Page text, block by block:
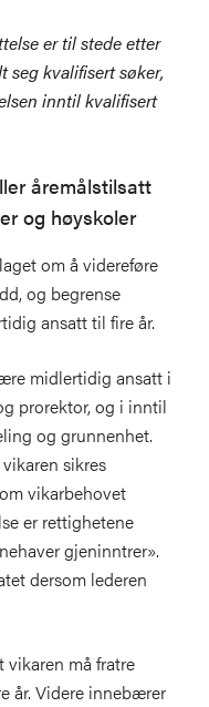
er til stede etter
seg kvalifisert søker,
inntil kvalifisert
åremålstilsatt
og høyskoler
om å videreføre
og begrense
ansatt til fire år.
midlertidig ansatt i
prorektor, og i inntil
og grunnenhet.
sikres
vikarbehovet
er rettighetene
gjeninntrer».
dersom lederen
må fratre
år. Videre innebærer